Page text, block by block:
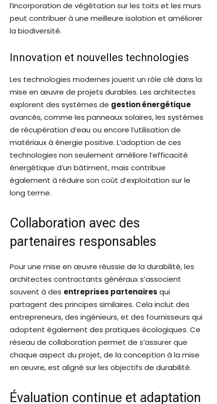
l’incorporation de végétation sur les toits et les murs
peut contribuer à une meilleure isolation et améliorer
la biodiversité.
Innovation et nouvelles technologies
Les technologies modernes jouent un rôle clé dans la
mise en œuvre de projets durables. Les architectes
explorent des systèmes de gestion énergétique
avancés, comme les panneaux solaires, les systèmes
de récupération d’eau ou encore l’utilisation de
matériaux à énergie positive. L’adoption de ces
technologies non seulement améliore l’efficacité
énergétique d’un bâtiment, mais contribue
également à réduire son coût d’exploitation sur le
long terme.
Collaboration avec des
partenaires responsables
Pour une mise en œuvre réussie de la durabilité, les
architectes contractants généraux s’associent
souvent à des entreprises partenaires qui
partagent des principes similaires. Cela inclut des
entrepreneurs, des ingénieurs, et des fournisseurs qui
adoptent également des pratiques écologiques. Ce
réseau de collaboration permet de s’assurer que
chaque aspect du projet, de la conception à la mise
en œuvre, est aligné sur les objectifs de durabilité.
Évaluation continue et adaptation